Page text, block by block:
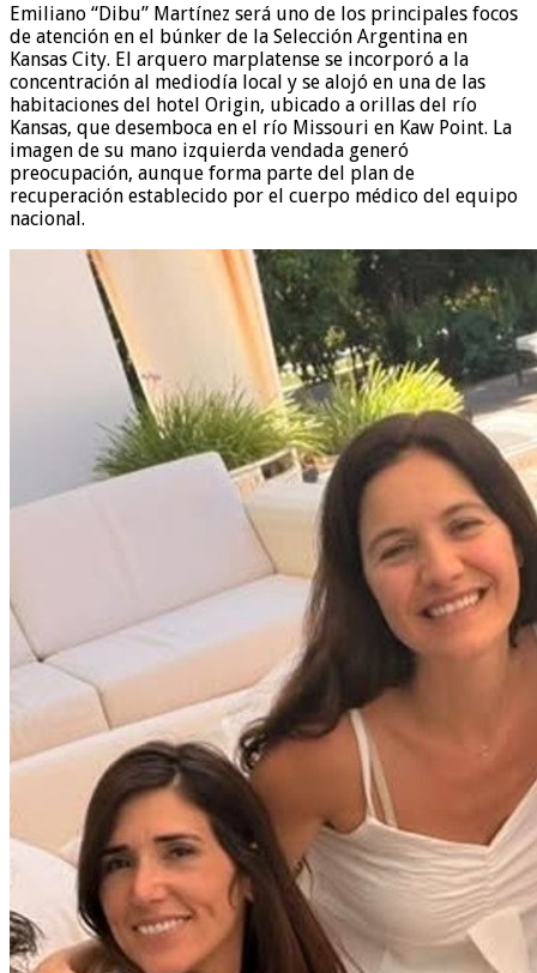
Emiliano “Dibu” Martínez será uno de los principales focos
de atención en el búnker de la Selección Argentina en
Kansas City. El arquero marplatense se incorporó a la
concentración al mediodía local y se alojó en una de las
habitaciones del hotel Origin, ubicado a orillas del río
Kansas, que desemboca en el río Missouri en Kaw Point. La
imagen de su mano izquierda vendada generó
preocupación, aunque forma parte del plan de
recuperación establecido por el cuerpo médico del equipo
nacional.